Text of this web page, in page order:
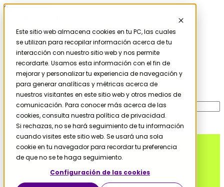
Este sitio web almacena cookies en tu PC, las cuales
se utilizan para recopilar información acerca de tu
interacción con nuestro sitio web y nos permite
recordarte. Usamos esta información con el fin de
mejorar y personalizar tu experiencia de navegación y
para generar analíticas y métricas acerca de
nuestros visitantes en este sitio web y otros medios de
comunicación. Para conocer más acerca de las
cookies, consulta nuestra política de privacidad.
Si rechazas, no se hará seguimiento de tu información
cuando visites este sitio web. Se usará una sola
cookie en tu navegador para recordar tu preferencia
de que no se te haga seguimiento.
Configuración de las cookies
Skip to content
Home
Blog
Contact Us
Schedule your consultation